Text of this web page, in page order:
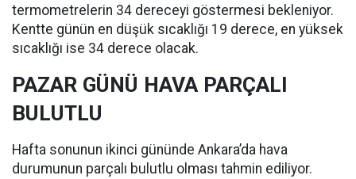
termometrelerin 34 dereceyi göstermesi bekleniyor.
Kentte günün en düşük sıcaklığı 19 derece, en yüksek
sıcaklığı ise 34 derece olacak.
PAZAR GÜNÜ HAVA PARÇALI
BULUTLU
Hafta sonunun ikinci gününde Ankara’da hava
durumunun parçalı bulutlu olması tahmin ediliyor.